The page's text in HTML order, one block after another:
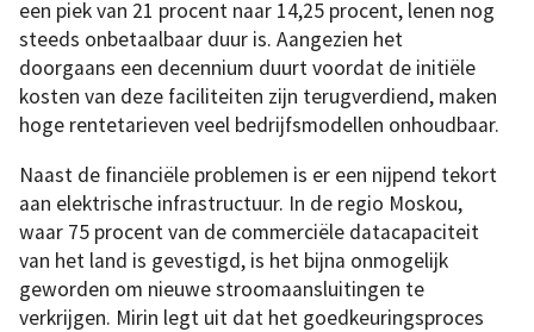
een piek van 21 procent naar 14,25 procent, lenen nog
steeds onbetaalbaar duur is. Aangezien het
doorgaans een decennium duurt voordat de initiële
kosten van deze faciliteiten zijn terugverdiend, maken
hoge rentetarieven veel bedrijfsmodellen onhoudbaar.
Naast de financiële problemen is er een nijpend tekort
aan elektrische infrastructuur. In de regio Moskou,
waar 75 procent van de commerciële datacapaciteit
van het land is gevestigd, is het bijna onmogelijk
geworden om nieuwe stroomaansluitingen te
verkrijgen. Mirin legt uit dat het goedkeuringsproces